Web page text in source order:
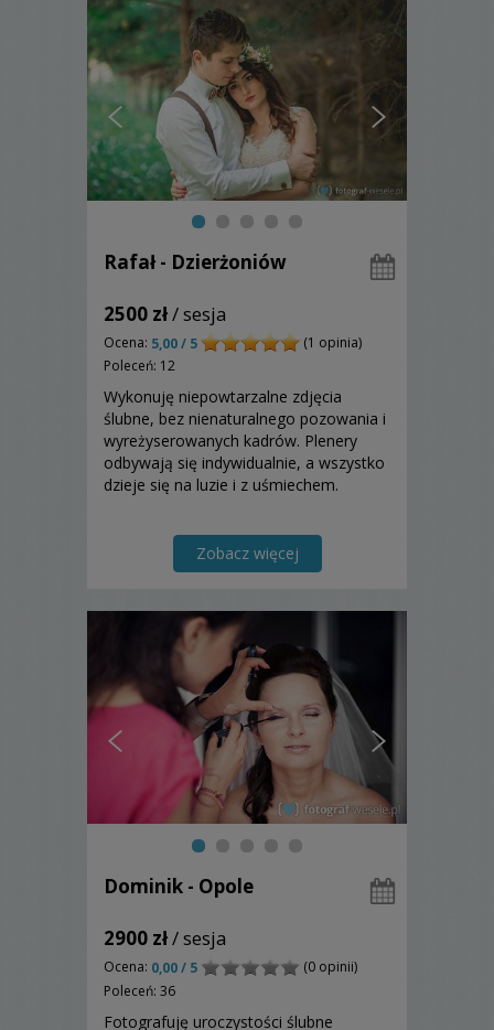
Rafał - Dzierżoniów
2500 zł/ sesja
Ocena: 5,00 / 5
(1 opinia)
Poleceń: 12
Wykonuję niepowtarzalne zdjęcia
ślubne, bez nienaturalnego pozowania i
wyreżyserowanych kadrów. Plenery
odbywają się indywidualnie, a wszystko
dzieje się na luzie i z uśmiechem.
Zobacz więcej
Dominik - Opole
2900 zł/ sesja
Ocena: 0,00 / 5
(0 opinii)
Poleceń: 36
Fotografuję uroczystości ślubne